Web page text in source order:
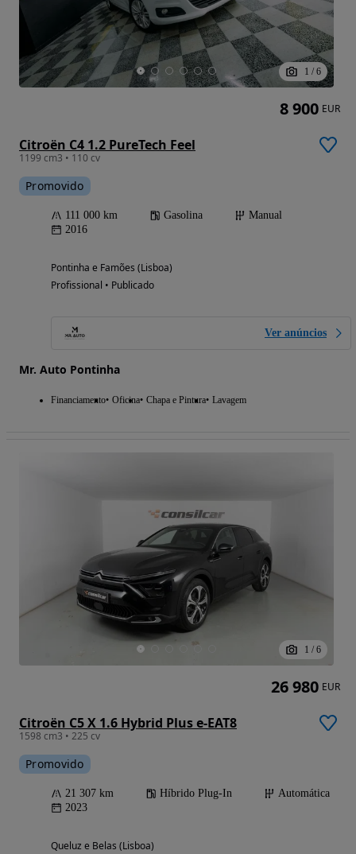
1 / 6
Citroën C4 1.2 PureTech Feel
1199 cm3 • 110 cv
Promovido
111 000 km Gasolina
Manual
2016
Pontinha e Famões (Lisboa)
Profissional • Publicado
Ver anúncios
Mr. Auto Pontinha
Financiamento Oficina Chapa e Pintura Lavagem
8 900 EUR
1 / 6
Citroën C5 X 1.6 Hybrid Plus e-EAT8
1598 cm3 • 225 cv
Promovido
21 307 km Híbrido Plug-In
Automática
2023
Queluz e Belas (Lisboa)
26 980 EUR